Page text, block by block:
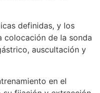
definidas, y los
colocación de la sonda
auscultación y
en el